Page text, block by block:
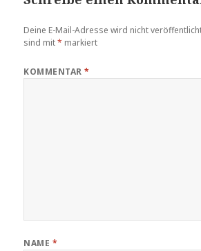
Deine E-Mail-Adresse wird nicht
sind mit* markiert
KOMMENTAR*
NAME *